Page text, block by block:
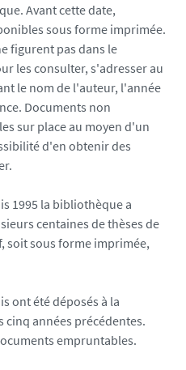
Avant cette date,
sous forme imprimée.
figurent pas dans le
les consulter, s'adresser au
le nom de l'auteur, l'année
Documents non
sur place au moyen d'un
d'en obtenir des
1995 la bibliothèque a
centaines de thèses de
soit sous forme imprimée,
ont été déposés à la
années précédentes.
empruntables.